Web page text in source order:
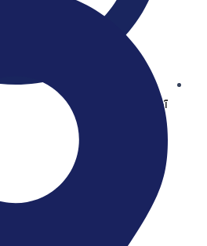
آیساسنتر در بله